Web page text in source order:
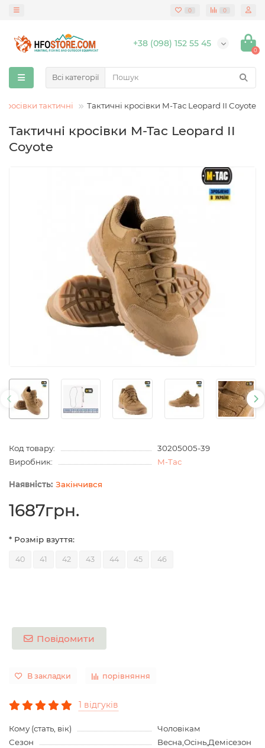
0 0
+38 (098) 152 55 45
0
Всі категорії
Кросівки тактичні Тактичні кросівки M-Tac Leopard II Coyote
Тактичні кросівки M-Tac Leopard II
Coyote
Код товару:
30205005-39
Виробник:
M-Tac
Закінчився
1687грн.
* Розмір взуття:
40 41 42 43 44 45 46
Повідомити
В закладки порівняння
1 відгуків
Кому (стать, вік)
Чоловікам
Сезон
Весна,Осінь,Демісезон